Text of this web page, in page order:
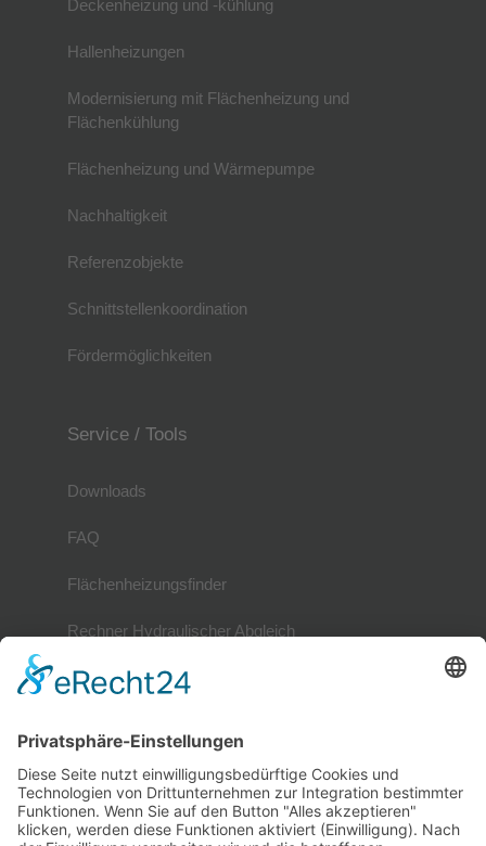
Deckenheizung und -kühlung
Hallenheizungen
Modernisierung mit Flächenheizung und
Flächenkühlung
Flächenheizung und Wärmepumpe
Nachhaltigkeit
Referenzobjekte
Schnittstellenkoordination
Fördermöglichkeiten
Service / Tools
Downloads
FAQ
Flächenheizungsfinder
Rechner Hydraulischer Abgleich
Mitglieder
Mitgliederverzeichnis
Referenzobjekte